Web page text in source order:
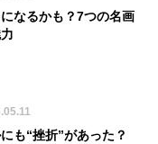
なるかも？7つの名画
も“挫折”があった？